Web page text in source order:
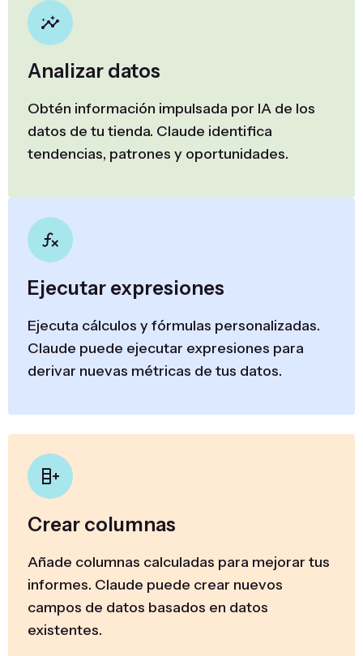
Analizar datos
Obtén información impulsada por IA de los
datos de tu tienda. Claude identifica
tendencias, patrones y oportunidades.
Ejecutar expresiones
Ejecuta cálculos y fórmulas personalizadas.
Claude puede ejecutar expresiones para
derivar nuevas métricas de tus datos.
Crear columnas
Añade columnas calculadas para mejorar tus
informes. Claude puede crear nuevos
campos de datos basados en datos
existentes.